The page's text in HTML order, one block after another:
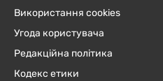
Використання cookies
Угода користувача
Редакційна політика
Кодекс етики